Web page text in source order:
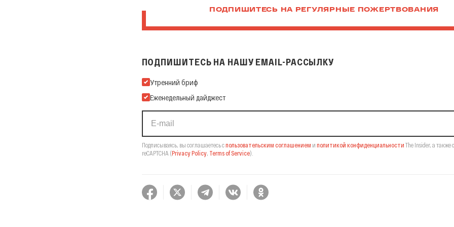
ПОДПИШИТЕСЬ НА РЕГУЛЯРНЫЕ ПОЖЕРТВОВАНИЯ
ПОДПИШИТЕСЬ НА НАШУ EMAIL-РАССЫЛКУ
Подпишитесь на нашу Email-рассылку
Утренний бриф
Еженедельный дайджест
Подписываясь, вы соглашаетесь спользовательским соглашением и политикой конфиденциальности The Insider, а также
reCAPTCHA (Privacy Policy, Terms of Service).